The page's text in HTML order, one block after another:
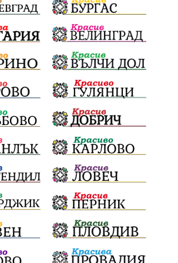
Ден на отворените врати
от село“ Карола Карова
към морето“
вода във Варненско
Музеъ на мозайките
в Девня
„Парад на гордостта“